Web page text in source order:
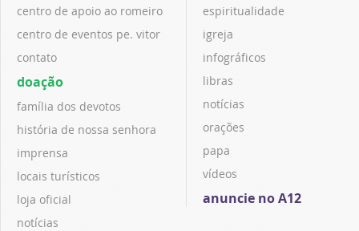
centro de apoio ao romeiro
centro de eventos pe. vitor
contato
doação
família dos devotos
história de nossa senhora
imprensa
locais turísticos
loja oficial
notícias
espiritualidade
igreja
infográficos
libras
notícias
orações
papa
vídeos
anuncie no A12